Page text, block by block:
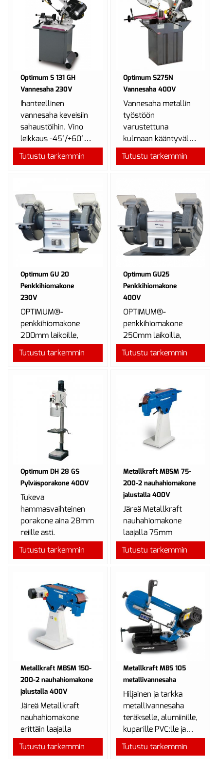
Optimum S 131 GH
Vannesaha 230V
Ihanteellinen
vannesaha keveisiin
sahaustöihin. Vino
leikkaus -45°/+60°
kääntyvän
sahakaaren ansiosta.
Tutustu tarkemmin
Optimum S275N
Vannesaha 400V
Vannesaha metallin
työstöön
varustettuna
kulmaan kääntyvällä
sahakaarella ja
kahdella
Tutustu tarkemmin
Optimum GU 20
Penkkihiomakone
230V
OPTIMUM®-
penkkihiomakone
200mm laikoille,
laatutuote
ammattilaisille ja
Tutustu tarkemmin
Optimum GU25
Penkkihiomakone
400V
OPTIMUM®-
penkkihiomakone
250mm laikoilla,
laatutuote
ammattilaisille ja
Tutustu tarkemmin
Optimum DH 28 GS
Pylväsporakone 400V
Tukeva
hammasvaihteinen
porakone aina 28mm
reiille asti.
Tutustu tarkemmin
Metallkraft MBSM 75-
200-2 nauhahiomakone
jalustalla 400V
Järeä Metallkraft
nauhahiomakone
laajalla 75mm
leveällä hioma-
alueella
Tutustu tarkemmin
Metallkraft MBSM 150-
200-2 nauhahiomakone
jalustalla 400V
Järeä Metallkraft
nauhahiomakone
erittäin laajalla
150mm leveällä
hioma-alueella
Tutustu tarkemmin
Metallkraft MBS 105
metallivannesaha
Hiljainen ja tarkka
metallivannesaha
teräkselle, alumiinille,
kuparille PVC:lle ja
teflonille.
Tutustu tarkemmin